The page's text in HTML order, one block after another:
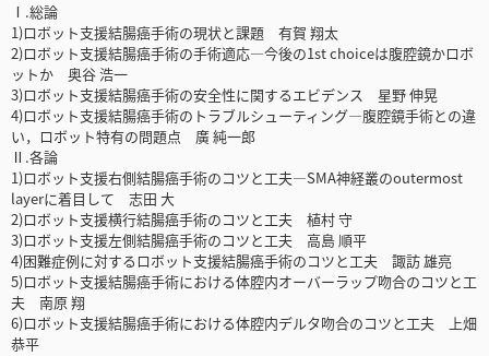
Ⅰ.総論
1)ロボット支援結腸癌手術の現状と課題 有賀 翔太
2)ロボット支援結腸癌手術の手術適応―今後の1st choiceは腹腔鏡かロボ
ットか 奥谷 浩一
3)ロボット支援結腸癌手術の安全性に関するエビデンス 星野 伸晃
4)ロボット支援結腸癌手術のトラブルシューティング―腹腔鏡手術との違
い，ロボット特有の問題点 廣 純一郎
Ⅱ.各論
1)ロボット支援右側結腸癌手術のコツと工夫—SMA神経叢のoutermost
layerに着目して 志田 大
2)ロボット支援横行結腸癌手術のコツと工夫 植村 守
3)ロボット支援左側結腸癌手術のコツと工夫 高島 順平
4)困難症例に対するロボット支援結腸癌手術のコツと工夫 諏訪 雄亮
5)ロボット支援結腸癌手術における体腔内オーバーラップ吻合のコツと工
夫 南原 翔
6)ロボット支援結腸癌手術における体腔内デルタ吻合のコツと工夫 上畑
恭平